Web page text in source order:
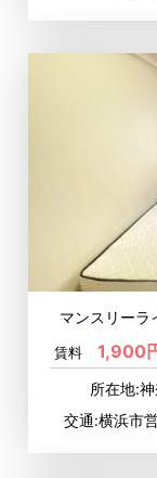
マンスリー
賃料 1,900
所在地:
交通:横浜市